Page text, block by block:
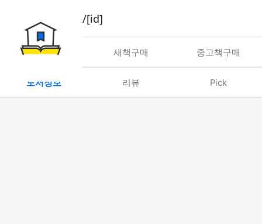
book/rent/[id]
대여 새책구매 중고책구매
도서정보 리뷰 Pick